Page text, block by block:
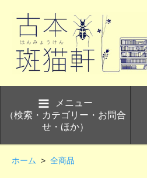
メニュー
（検索・カテゴリー・お問合
せ・ほか）
ホーム > 全商品